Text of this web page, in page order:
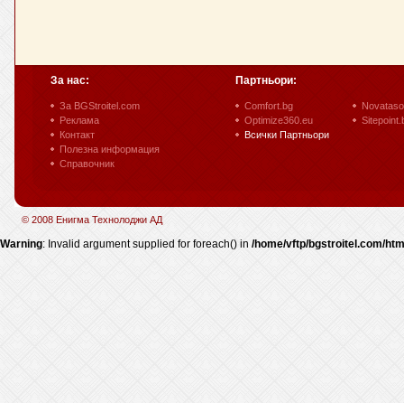
За нас:
За BGStroitel.com
Реклама
Контакт
Полезна информация
Справочник
Партньори:
Comfort.bg
Optimize360.eu
Всички Партньори
© 2008 Енигма Технолоджи АД
Warning: Invalid argument supplied for foreach() in /home/vftp/bgstroitel.com/